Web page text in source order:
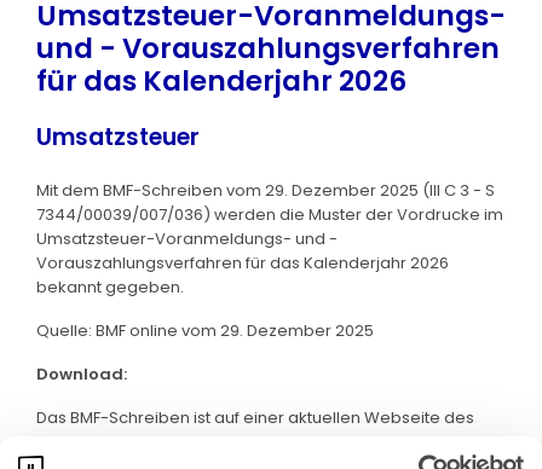
Umsatzsteuer-Voranmeldungs-
und - Vorauszahlungsverfahren
für das Kalenderjahr 2026
Umsatzsteuer
Mit dem BMF-Schreiben vom 29. Dezember 2025 (III C 3 - S
7344/00039/007/036) werden die Muster der Vordrucke im
Umsatzsteuer-Voranmeldungs- und -
Vorauszahlungsverfahren für das Kalenderjahr 2026
bekannt gegeben.
Quelle: BMF online vom 29. Dezember 2025
Download:
Das BMF-Schreiben ist auf einer aktuellen Webseite des